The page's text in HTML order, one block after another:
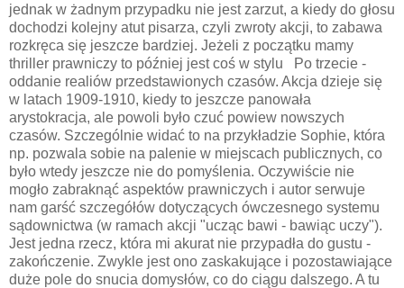
jednak w żadnym przypadku nie jest zarzut, a kiedy do głosu
dochodzi kolejny atut pisarza, czyli zwroty akcji, to zabawa
rozkręca się jeszcze bardziej. Jeżeli z początku mamy
thriller prawniczy to później jest coś w stylu Po trzecie -
oddanie realiów przedstawionych czasów. Akcja dzieje się
w latach 1909-1910, kiedy to jeszcze panowała
arystokracja, ale powoli było czuć powiew nowszych
czasów. Szczególnie widać to na przykładzie Sophie, która
np. pozwala sobie na palenie w miejscach publicznych, co
było wtedy jeszcze nie do pomyślenia. Oczywiście nie
mogło zabraknąć aspektów prawniczych i autor serwuje
nam garść szczegółów dotyczących ówczesnego systemu
sądownictwa (w ramach akcji "ucząc bawi - bawiąc uczy").
Jest jedna rzecz, która mi akurat nie przypadła do gustu -
zakończenie. Zwykle jest ono zaskakujące i pozostawiające
duże pole do snucia domysłów, co do ciągu dalszego. A tu